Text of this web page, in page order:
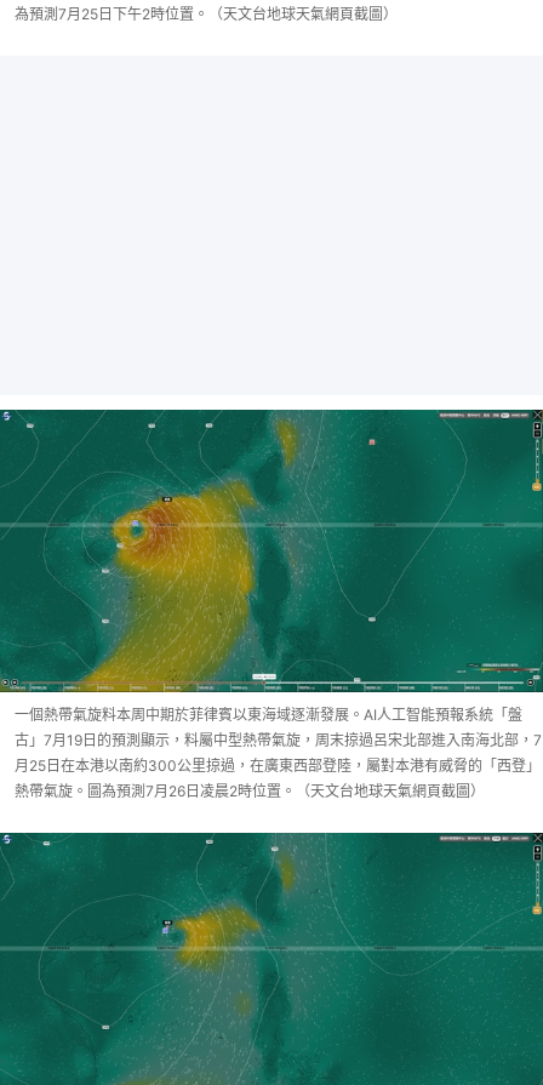
為預測7月25日下午2時位置。（天文台地球天氣網頁截圖）
一個熱帶氣旋料本周中期於菲律賓以東海域逐漸發展。AI人工智能預報系統「盤
古」7月19日的預測顯示，料屬中型熱帶氣旋，周末掠過呂宋北部進入南海北部，7
月25日在本港以南約300公里掠過，在廣東西部登陸，屬對本港有威脅的「西登」
熱帶氣旋。圖為預測7月26日凌晨2時位置。（天文台地球天氣網頁截圖）